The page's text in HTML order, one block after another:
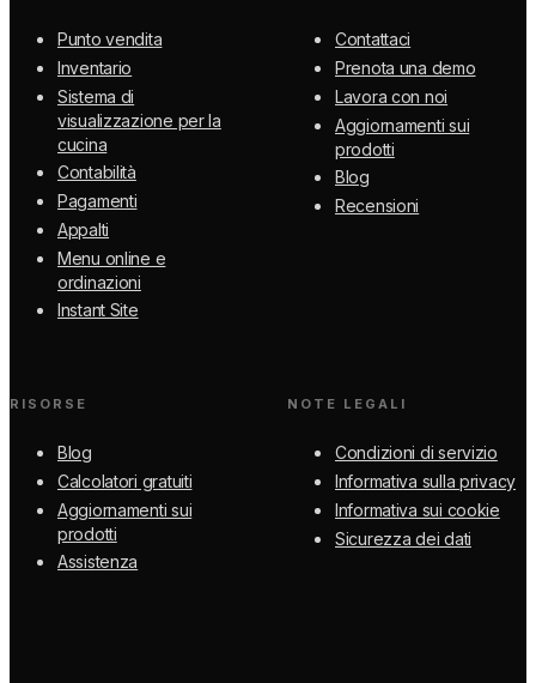
Punto vendita
Inventario
Sistema di
visualizzazione per la
cucina
Contabilità
Pagamenti
Appalti
Menu online e
ordinazioni
Instant Site
Contattaci
Prenota una demo
Lavora con noi
Aggiornamenti sui
prodotti
Blog
Recensioni
RISORSE
Blog
Calcolatori gratuiti
Aggiornamenti sui
prodotti
Assistenza
NOTE LEGALI
Condizioni di servizio
Informativa sulla privacy
Informativa sui cookie
Sicurezza dei dati